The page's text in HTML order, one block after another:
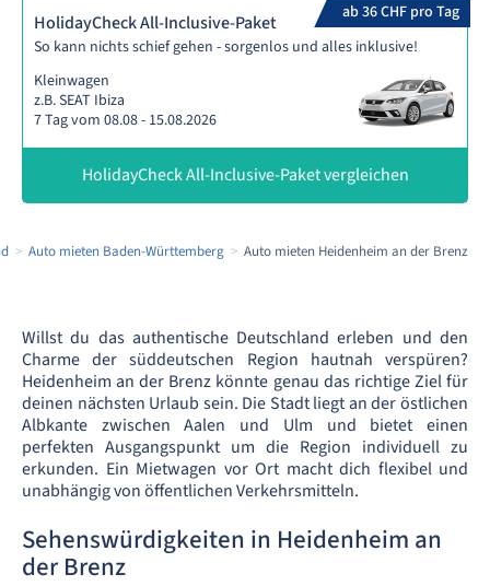
ab 36 CHF pro Tag
HolidayCheck All-Inclusive-Paket
So kann nichts schief gehen - sorgenlos und alles inklusive!
Kleinwagen
z.B. SEAT Ibiza
7 Tag vom 08.08 - 15.08.2026
HolidayCheck All-Inclusive-Paket vergleichen
Auto mieten Baden-Württemberg Auto mieten Heidenheim an der Brenz
Willst du das authentische Deutschland erleben und den
Charme der süddeutschen Region hautnah verspüren?
Heidenheim an der Brenz könnte genau das richtige Ziel für
deinen nächsten Urlaub sein. Die Stadt liegt an der östlichen
Albkante zwischen Aalen und Ulm und bietet einen
perfekten Ausgangspunkt um die Region individuell zu
erkunden. Ein Mietwagen vor Ort macht dich flexibel und
unabhängig von öffentlichen Verkehrsmitteln.
Sehenswürdigkeiten in Heidenheim an
der Brenz